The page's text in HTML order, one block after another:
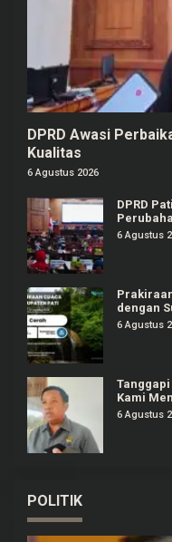
DPRD Awasi
Kualitas
6 Agustus 2026
DPRD
6 Agustus
dengan
6 Agustus
Tanggapi
Kami
6 Agustus
POLITIK